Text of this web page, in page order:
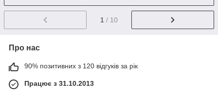
1 / 10
Про нас
90% позитивних з 120 відгуків за рік
Працює з 31.10.2013